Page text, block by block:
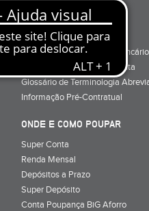
Júnior (sub-18)
Empresas
Cartões
Conta Serviços Mínimos
Serviço de Mudança de Conta
Glossário de Terminologia
Informação Pré-Contratual
ONDE E COMO POUPAR
Super Conta
Renda Mensal
Depósitos a Prazo
Super Depósito
Conta Poupança BiG Aforro